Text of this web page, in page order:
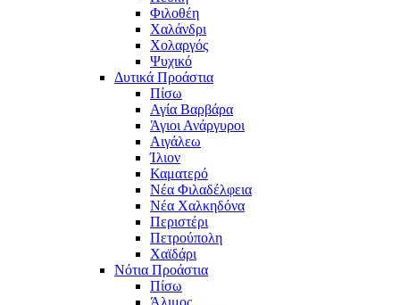
Φιλοθέη
Χαλάνδρι
Χολαργός
Ψυχικό
Δυτικά Προάστια
Πίσω
Αγία Βαρβάρα
Άγιοι Ανάργυροι
Αιγάλεω
Ίλιον
Καματερό
Νέα Φιλαδέλφεια
Νέα Χαλκηδόνα
Περιστέρι
Πετρούπολη
Χαϊδάρι
Νότια Προάστια
Πίσω
Άλιμος